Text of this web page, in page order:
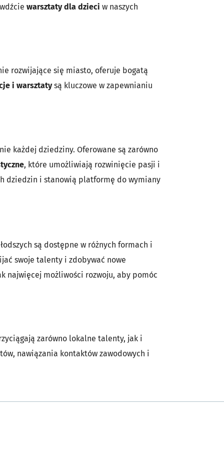
warsztaty dla dzieci w naszych
rozwijające się miasto, oferuje bogatą
i warsztatysą kluczowe w zapewnianiu
każdej dziedziny. Oferowane są zarówno
, które umożliwiają rozwinięcie pasji i
dziedzin i stanowią platformę do wymiany
są dostępne w różnych formach i
swoje talenty i zdobywać nowe
najwięcej możliwości rozwoju, aby pomóc
zarówno lokalne talenty, jak i
nawiązania kontaktów zawodowych i